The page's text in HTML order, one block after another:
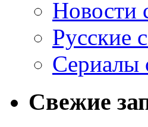
Новости
Русские
Сериалы
Свежие